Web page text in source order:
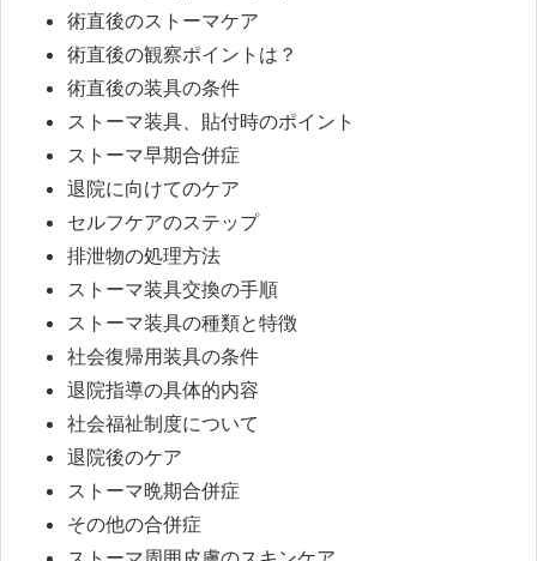
術直後のストーマケア
術直後の観察ポイントは？
術直後の装具の条件
ストーマ装具、貼付時のポイント
ストーマ早期合併症
退院に向けてのケア
セルフケアのステップ
排泄物の処理方法
ストーマ装具交換の手順
ストーマ装具の種類と特徴
社会復帰用装具の条件
退院指導の具体的内容
社会福祉制度について
退院後のケア
ストーマ晩期合併症
その他の合併症